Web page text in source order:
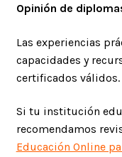
Opinión de
Las experiencias
capacidades y
certificados válidos.
Si tu institución
recomendamos
Educación Online